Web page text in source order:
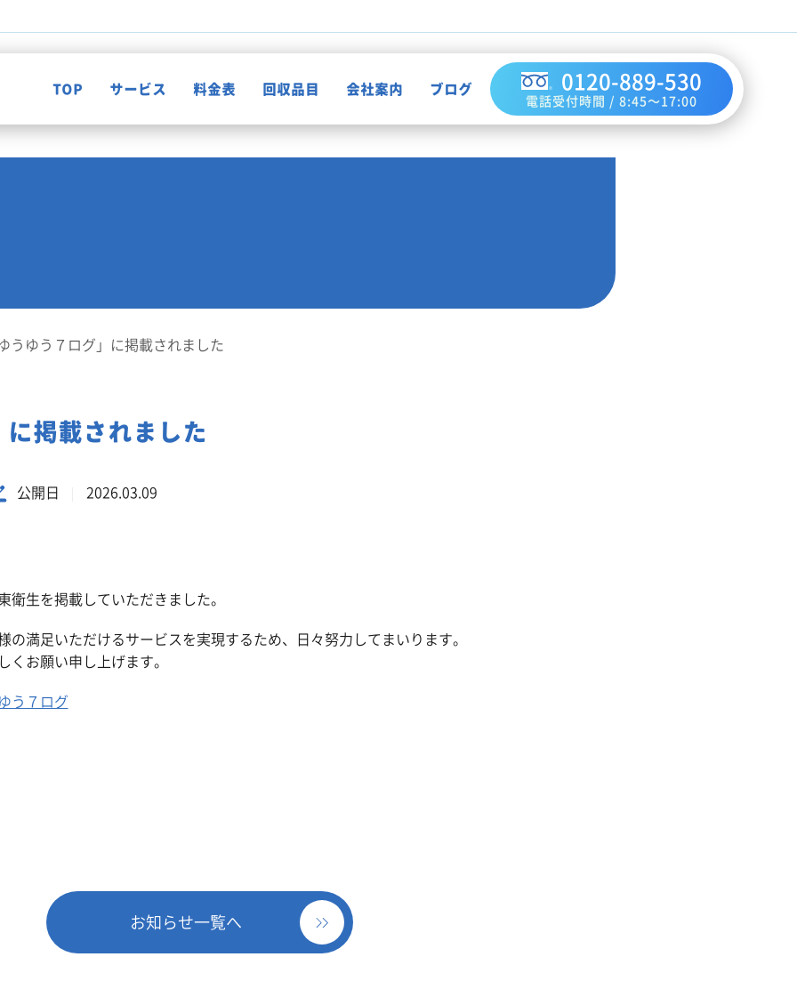
TOP サービス
事業系一般廃棄物の定期回収
料金表 回収品目 会社案内 ブログ 0120-889-530
電話受付時間 / 8:45～17:00
うゆう７ログ」に掲載されました
掲載されました
公開日 2026.03.09
衛生を掲載していただきました。
の満足いただけるサービスを実現するため、日々努力してまいります。
くお願い申し上げます。
う７ログ
お知らせ一覧へ